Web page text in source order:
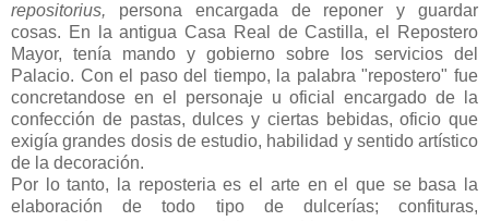
repositorius, persona encargada de reponer y guardar
cosas. En la antigua Casa Real de Castilla, el Repostero
Mayor, tenía mando y gobierno sobre los servicios del
Palacio. Con el paso del tiempo, la palabra "repostero" fue
concretandose en el personaje u oficial encargado de la
confección de pastas, dulces y ciertas bebidas, oficio que
exigía grandes dosis de estudio, habilidad y sentido artístico
de la decoración.
Por lo tanto, la reposteria es el arte en el que se basa la
elaboración de todo tipo de dulcerías; confituras,